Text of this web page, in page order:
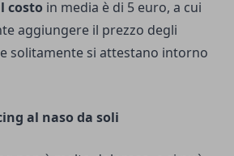
costo in media è di 5 euro, a cui
aggiungere il prezzo degli
solitamente si attestano intorno
al naso da soli